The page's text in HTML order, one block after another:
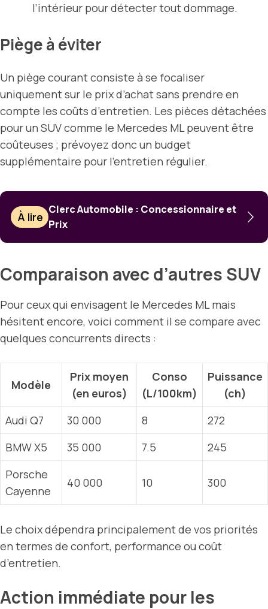
l’intérieur pour détecter tout dommage.
Piège à éviter
Un piège courant consiste à se focaliser
uniquement sur le prix d’achat sans prendre en
compte les coûts d’entretien. Les pièces détachées
pour un SUV comme le Mercedes ML peuvent être
coûteuses ; prévoyez donc un budget
supplémentaire pour l’entretien régulier.
À lire
Clerc Automobile : Concessionnaire et
Prix
Comparaison avec d’autres SUV
Pour ceux qui envisagent le Mercedes ML mais
hésitent encore, voici comment il se compare avec
quelques concurrents directs :
Modèle
Prix moyen
(en euros)
Conso
(L/100km)
Puissance
(ch)
Audi Q7
30 000 8
272
BMW X5
35 000 7.5
245
Porsche
Cayenne
40 000 10 300
Le choix dépendra principalement de vos priorités
en termes de confort, performance ou coût
d’entretien.
Action immédiate pour les